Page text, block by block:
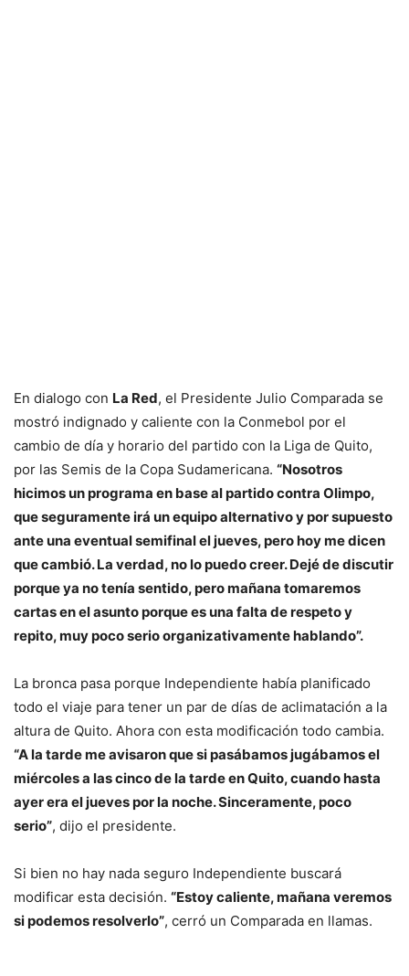
En dialogo con La Red, el Presidente Julio Comparada se
mostró indignado y caliente con la Conmebol por el
cambio de día y horario del partido con la Liga de Quito,
por las Semis de la Copa Sudamericana. “Nosotros
hicimos un programa en base al partido contra Olimpo,
que seguramente irá un equipo alternativo y por supuesto
ante una eventual semifinal el jueves, pero hoy me dicen
que cambió. La verdad, no lo puedo creer. Dejé de discutir
porque ya no tenía sentido, pero mañana tomaremos
cartas en el asunto porque es una falta de respeto y
repito, muy poco serio organizativamente hablando”.
La bronca pasa porque Independiente había planificado
todo el viaje para tener un par de días de aclimatación a la
altura de Quito. Ahora con esta modificación todo cambia.
“A la tarde me avisaron que si pasábamos jugábamos el
miércoles a las cinco de la tarde en Quito, cuando hasta
ayer era el jueves por la noche. Sinceramente, poco
serio”, dijo el presidente.
Si bien no hay nada seguro Independiente buscará
modificar esta decisión. “Estoy caliente, mañana veremos
si podemos resolverlo”, cerró un Comparada en llamas.